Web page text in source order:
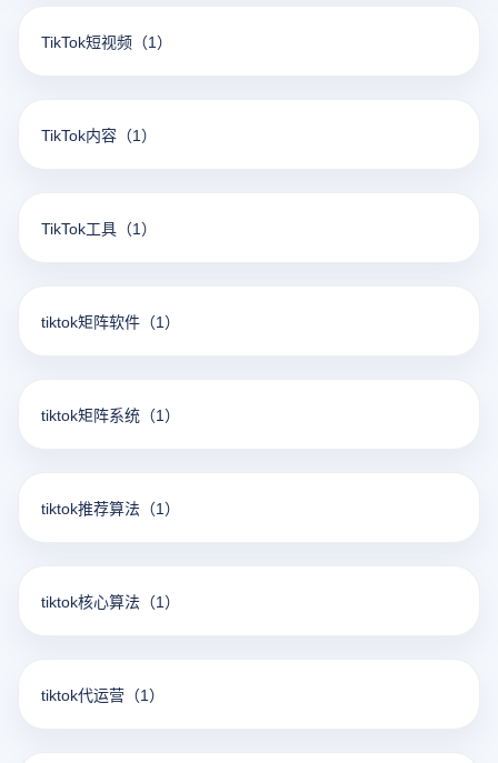
TikTok短视频 （1）
TikTok内容 （1）
TikTok工具 （1）
tiktok矩阵软件 （1）
tiktok矩阵系统 （1）
tiktok推荐算法 （1）
tiktok核心算法 （1）
tiktok代运营 （1）